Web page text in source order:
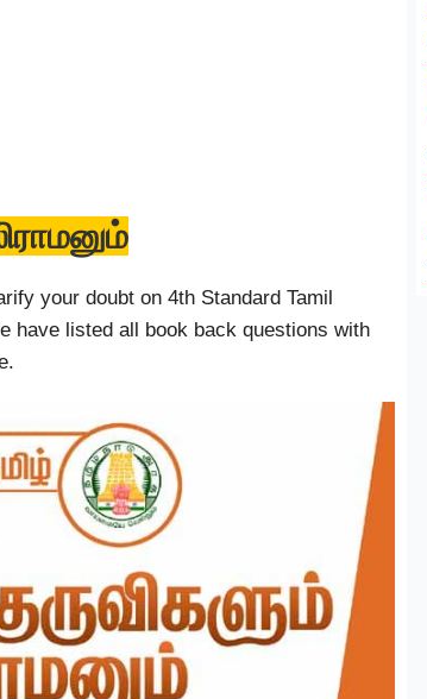
your doubt on 4th Standard Tamil
have listed all book back questions with